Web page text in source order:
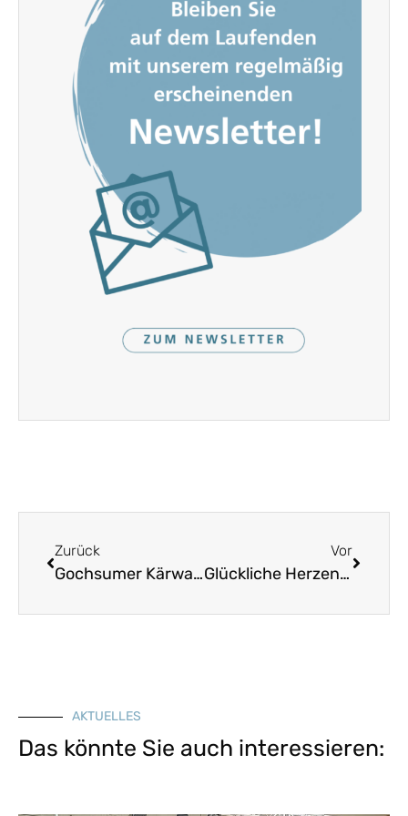
Zurück
Gochsumer Kärwamarsch in Eb
Vor
Glückliche Herzen – Walzer in G
AKTUELLES
Das könnte Sie auch interessieren: